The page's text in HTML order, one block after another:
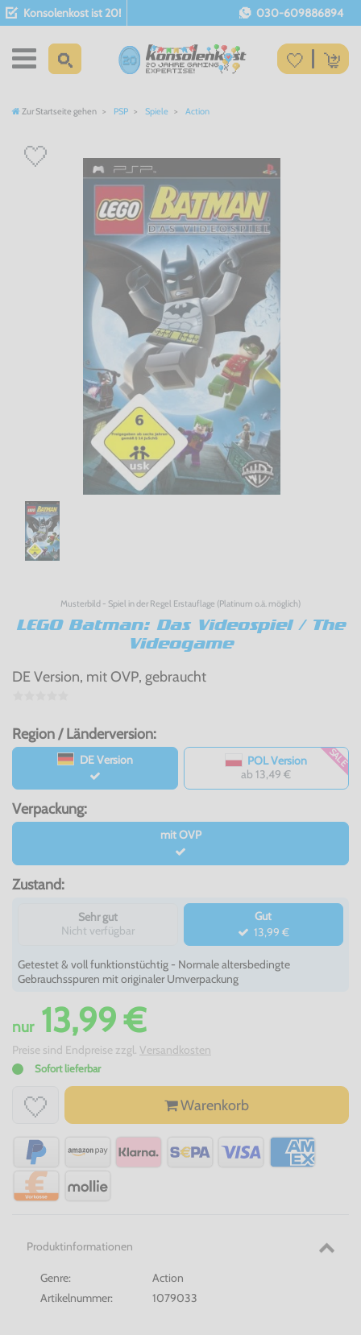
Konsolenkost ist 20! 030-609886894
Zur Startseite gehen PSP Spiele Action
Musterbild - Spiel in der Regel Erstauflage (Platinum o.ä. möglich)
LEGO Batman: Das Videospiel / The
Videogame
DE Version, mit OVP, gebraucht
Region / Länderversion:
DE Version
POL Version
ab 13,49 €
SALE
Verpackung:
mit OVP
Zustand:
Sehr gut
Nicht verfügbar
Gut
13,99 €
Getestet & voll funktionstüchtig - Normale altersbedingte
Gebrauchsspuren mit originaler Umverpackung
nur13,99 €
Preise sind Endpreise zzgl. Versandkosten
Sofort lieferbar
Warenkorb
Produktinformationen
Genre:
Action
Artikelnummer:
1079033